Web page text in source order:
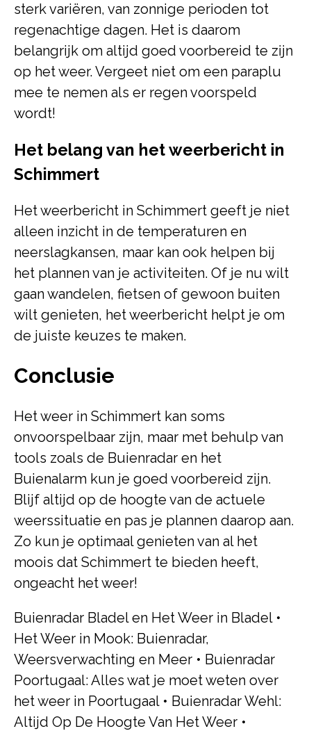
sterk variëren, van zonnige perioden tot
regenachtige dagen. Het is daarom
belangrijk om altijd goed voorbereid te zijn
op het weer. Vergeet niet om een paraplu
mee te nemen als er regen voorspeld
wordt!
Het belang van het weerbericht in
Schimmert
Het weerbericht in Schimmert geeft je niet
alleen inzicht in de temperaturen en
neerslagkansen, maar kan ook helpen bij
het plannen van je activiteiten. Of je nu wilt
gaan wandelen, fietsen of gewoon buiten
wilt genieten, het weerbericht helpt je om
de juiste keuzes te maken.
Conclusie
Het weer in Schimmert kan soms
onvoorspelbaar zijn, maar met behulp van
tools zoals de Buienradar en het
Buienalarm kun je goed voorbereid zijn.
Blijf altijd op de hoogte van de actuele
weerssituatie en pas je plannen daarop aan.
Zo kun je optimaal genieten van al het
moois dat Schimmert te bieden heeft,
ongeacht het weer!
Buienradar Bladel en Het Weer in Bladel•
Het Weer in Mook: Buienradar,
Weersverwachting en Meer • Buienradar
Poortugaal: Alles wat je moet weten over
het weer in Poortugaal• Buienradar Wehl:
Altijd Op De Hoogte Van Het Weer •